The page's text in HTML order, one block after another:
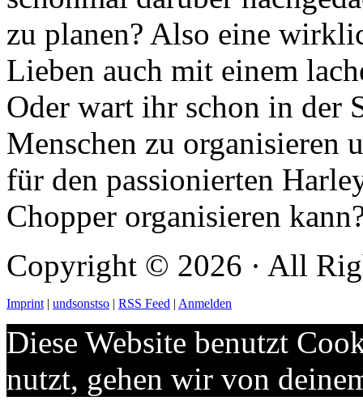
zu planen? Also eine
Lieben auch mit einem
Oder wart ihr schon in der
Menschen zu organisieren
für den passionierten
Chopper organisieren
Copyright © 2026 · All
Imprint| undsonstso | RSS Feed | Anmelden
Diese Website benutzt
nutzt, gehen wir von